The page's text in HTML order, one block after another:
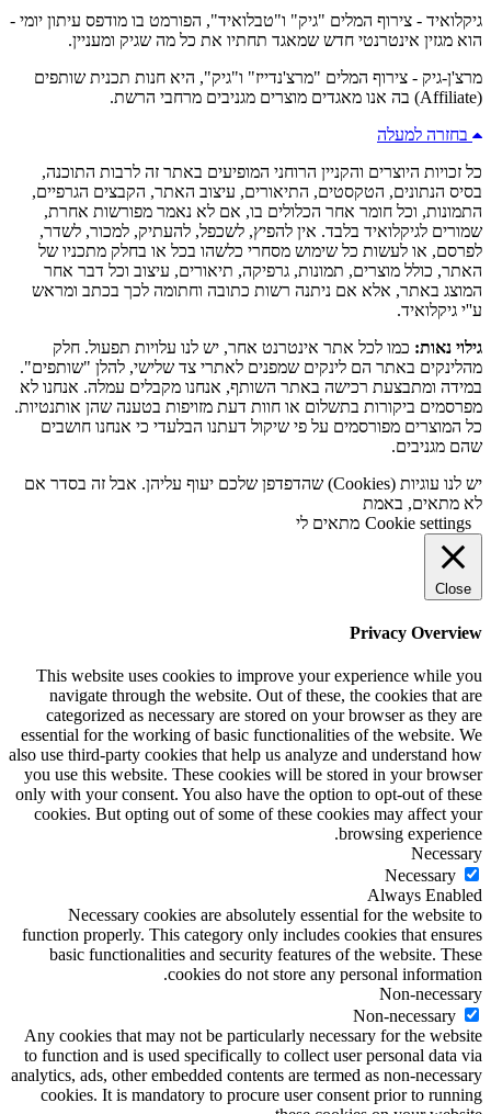
גיקלואיד - צירוף המלים "גיק" ו"טבלואיד", הפורמט בו מודפס עיתון יומי -
הוא מגזין אינטרנטי חדש שמאגד תחתיו את כל מה שגיק ומעניין.
מרצ'ן-גיק - צירוף המלים "מרצ'נדייז" ו"גיק", היא חנות תכנית שותפים
(Affiliate) בה אנו מאגדים מוצרים מגניבים מרחבי הרשת.
בחזרה למעלה
כל זכויות היוצרים והקניין הרוחני המופיעים באתר זה לרבות התוכנה,
בסיס הנתונים, הטקסטים, התיאורים, עיצוב האתר, הקבצים הגרפיים,
התמונות, וכל חומר אחר הכלולים בו, אם לא נאמר מפורשות אחרת,
שמורים לגיקלואיד בלבד. אין להפיץ, לשכפל, להעתיק, למכור, לשדר,
לפרסם, או לעשות כל שימוש מסחרי כלשהו בכל או בחלק מתכניו של
האתר, כולל מוצרים, תמונות, גרפיקה, תיאורים, עיצוב וכל דבר אחר
המוצג באתר, אלא אם ניתנה רשות כתובה וחתומה לכך בכתב ומראש
ע''י גיקלואיד.
גילוי נאות: כמו לכל אתר אינטרנט אחר, יש לנו עלויות תפעול. חלק
מהלינקים באתר הם לינקים שמפנים לאתרי צד שלישי, להלן "שותפים".
במידה ומתבצעת רכישה באתר השותף, אנחנו מקבלים עמלה. אנחנו לא
מפרסמים ביקורות בתשלום או חוות דעת מזויפות בטענה שהן אותנטיות.
כל המוצרים מפורסמים על פי שיקול דעתנו הבלעדי כי אנחנו חושבים
שהם מגניבים.
יש לנו עוגיות (Cookies) שהדפדפן שלכם יעוף עליהן. אבל זה בסדר אם
לא מתאים, באמת
Cookie settings מתאים לי
Close
Privacy Overview
This website uses cookies to improve your experience while you
navigate through the website. Out of these, the cookies that are
categorized as necessary are stored on your browser as they are
essential for the working of basic functionalities of the website. We
also use third-party cookies that help us analyze and understand how
you use this website. These cookies will be stored in your browser
only with your consent. You also have the option to opt-out of these
cookies. But opting out of some of these cookies may affect your
browsing experience.
Necessary
Necessary
Always Enabled
Necessary cookies are absolutely essential for the website to
function properly. This category only includes cookies that ensures
basic functionalities and security features of the website. These
cookies do not store any personal information.
Non-necessary
Non-necessary
Any cookies that may not be particularly necessary for the website
to function and is used specifically to collect user personal data via
analytics, ads, other embedded contents are termed as non-necessary
cookies. It is mandatory to procure user consent prior to running